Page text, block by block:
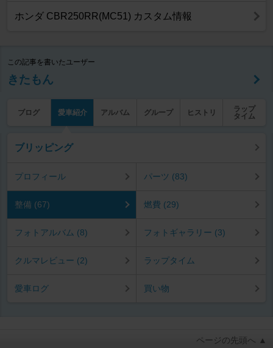
ホンダ CBR250RR(MC51) カスタム情報
この記事を書いたユーザー
きたもん
ブログ 愛車紹介 アルバム グループ ヒストリ
ラップ
タイム
ブリッピング
プロフィール パーツ (83)
整備 (67) 燃費 (29)
フォトアルバム (8) フォトギャラリー (3)
クルマレビュー (2) ラップタイム
愛車ログ 買い物
ページの先頭へ ▲